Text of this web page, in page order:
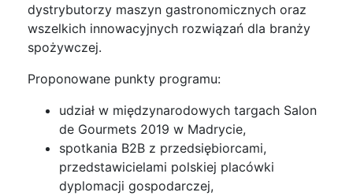
dystrybutorzy maszyn gastronomicznych oraz
wszelkich innowacyjnych rozwiązań dla branży
spożywczej.
Proponowane punkty programu:
udział w międzynarodowych targach Salon
de Gourmets 2019 w Madrycie,
spotkania B2B z przedsiębiorcami,
przedstawicielami polskiej placówki
dyplomacji gospodarczej,